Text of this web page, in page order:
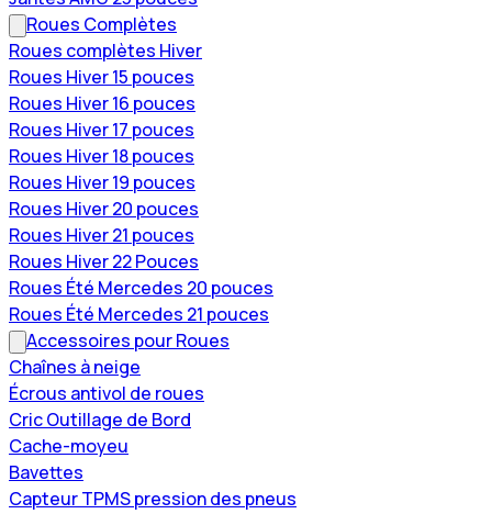
Roues Complètes
Roues complètes Hiver
Roues Hiver 15 pouces
Roues Hiver 16 pouces
Roues Hiver 17 pouces
Roues Hiver 18 pouces
Roues Hiver 19 pouces
Roues Hiver 20 pouces
Roues Hiver 21 pouces
Roues Hiver 22 Pouces
Roues Été Mercedes 20 pouces
Roues Été Mercedes 21 pouces
Accessoires pour Roues
Chaînes à neige
Écrous antivol de roues
Cric Outillage de Bord
Cache-moyeu
Bavettes
Capteur TPMS pression des pneus